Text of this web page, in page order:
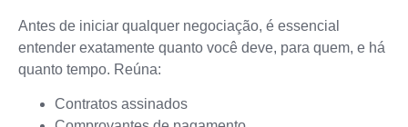
Antes de iniciar qualquer negociação, é essencial
entender exatamente quanto você deve, para quem, e há
quanto tempo. Reúna:
Contratos assinados